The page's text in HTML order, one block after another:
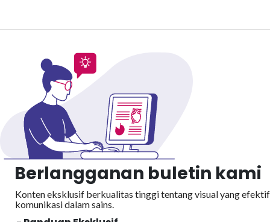
Berlangganan buletin kami
Konten eksklusif berkualitas tinggi tentang visual yang efektif
komunikasi dalam sains.